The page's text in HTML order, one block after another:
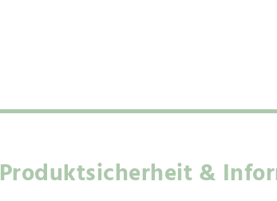
Produktsicherheit &